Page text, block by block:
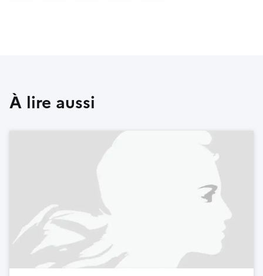
À lire aussi